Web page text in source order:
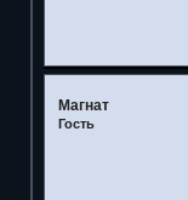
Магнат
Гость